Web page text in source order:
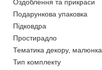
Оздоблення та прикраси
Подарункова упаковка
Підковдра
Простирадло
Тематика декору, малюнка
Тип комплекту